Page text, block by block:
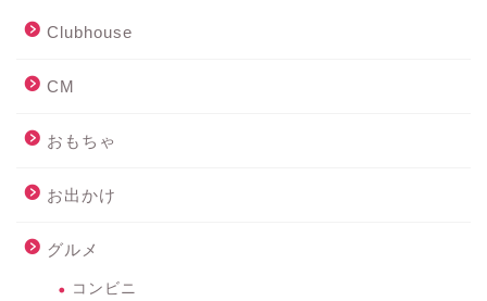
Clubhouse
CM
おもちゃ
お出かけ
グルメ
コンビニ